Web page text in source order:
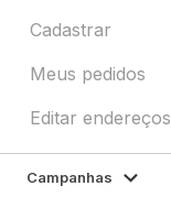
Cadastrar
Meus pedidos
Editar endereços
Campanhas